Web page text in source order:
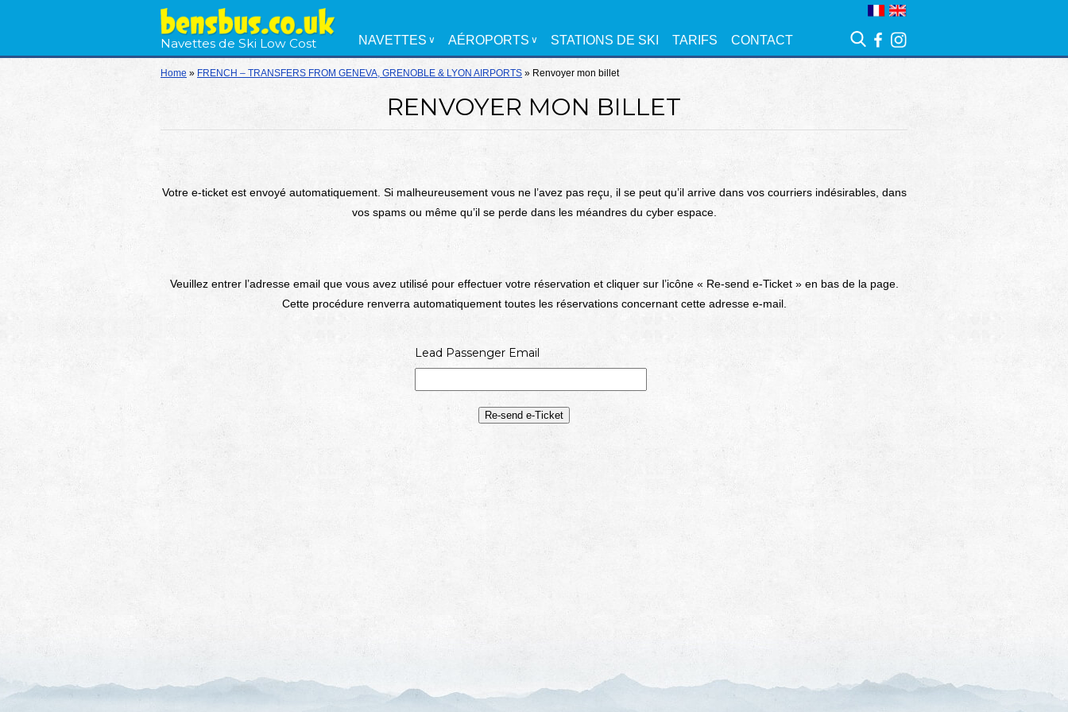
Navettes de Ski Low Cost NAVETTES AÉROPORTS STATIONS DE SKI TARIFS CONTACT
Home » FRENCH – TRANSFERS FROM GENEVA, GRENOBLE & LYON AIRPORTS » Renvoyer mon billet
RENVOYER MON BILLET
Votre e-ticket est envoyé automatiquement. Si malheureusement vous ne l’avez pas reçu, il se peut qu’il arrive dans vos courriers indésirables, dans
vos spams ou même qu’il se perde dans les méandres du cyber espace.
Veuillez entrer l’adresse email que vous avez utilisé pour effectuer votre réservation et cliquer sur l’icône « Re-send e-Ticket » en bas de la page.
Cette procédure renverra automatiquement toutes les réservations concernant cette adresse e-mail.
Lead Passenger Email